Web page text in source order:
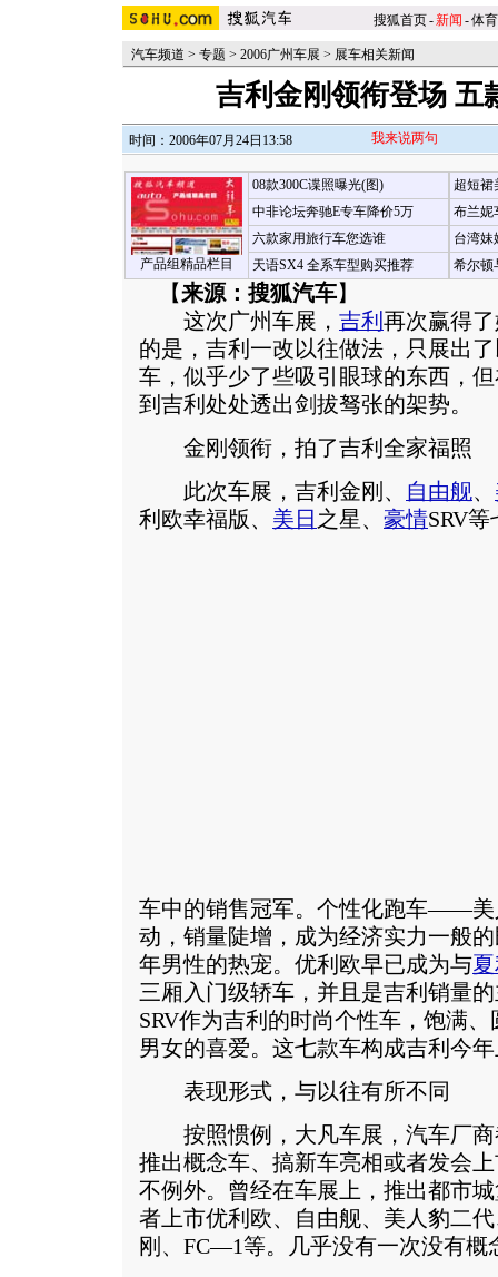
搜狐首页-新闻 -体育
汽车频道 > 专题 > 2006广州车展 > 展车相关新闻
吉利金刚领衔登场 五
时间：2006年07月24日13:58 我来说两句
产品组精品栏目
08款300C谍照曝光(图)
中非论坛奔驰E专车降价5万
六款家用旅行车您选谁
天语SX4 全系车型购买推荐
超短裙
布兰妮
台湾妹
希尔顿
【来源：搜狐汽车】
这次广州车展， 吉利 再次赢得
的是，吉利一改以往做法，只展出
车，似乎少了些吸引眼球的东西，
到吉利处处透出剑拔驽张的架势。
金刚领衔，拍了吉利全家福照
此次车展，吉利金刚、 自由舰、
利欧幸福版、 美日 之星、 豪情SRV
车中的销售冠军。个性化跑车——美
动，销量陡增，成为经济实力一般
年男性的热宠。优利欧早已成为与
三厢入门级轿车，并且是吉利销量
SRV作为吉利的时尚个性车，饱满
男女的喜爱。这七款车构成吉利今
表现形式，与以往有所不同
按照惯例，大凡车展，汽车厂商
推出概念车、搞新车亮相或者发会
不例外。曾经在车展上，推出都市
者上市优利欧、自由舰、美人豹二
刚、FC—1等。几乎没有一次没有概